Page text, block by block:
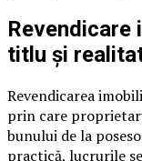
Revendicare
titlu și
Revendicarea
prin care
bunului de la
practică, lucrurile